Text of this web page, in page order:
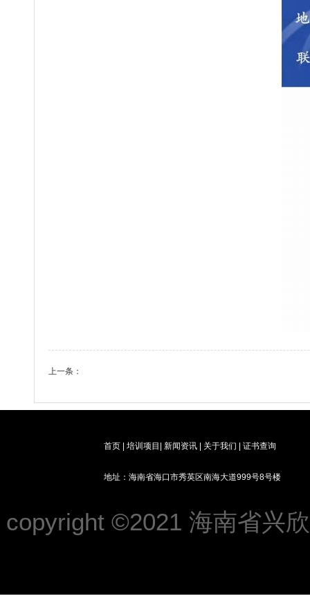
上一条：
首页 培训项目 新闻资讯 关于我们 证书查询
地址：海南省海口市秀英区南海大道999号8号楼
copyright ©2021 海南省兴